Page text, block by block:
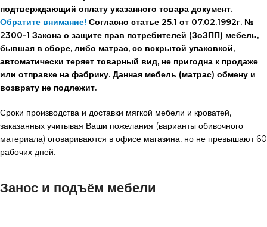
подтверждающий оплату указанного товара документ.
Обратите внимание! Согласно статье 25.1 от 07.02.1992г. №
2300-1 Закона о защите прав потребителей (ЗоЗПП) мебель,
бывшая в сборе, либо матрас, со вскрытой упаковкой,
автоматически теряет товарный вид, не пригодна к продаже
или отправке на фабрику. Данная мебель (матрас) обмену и
возврату не подлежит.
Сроки производства и доставки мягкой мебели и кроватей,
заказанных учитывая Ваши пожелания (варианты обивочного
материала) оговариваются в офисе магазина, но не превышают 60
рабочих дней.
Занос и подъём мебели